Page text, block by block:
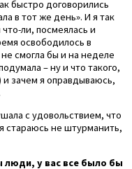
быстро договорились
в тот же день». И я так
ли, посмеялась и
освободилось в
смогла бы и на неделе
– ну и что такого,
зачем я оправдываюсь,
с удовольствием, что
стараюсь не штурманить,
люди, у вас все было бы